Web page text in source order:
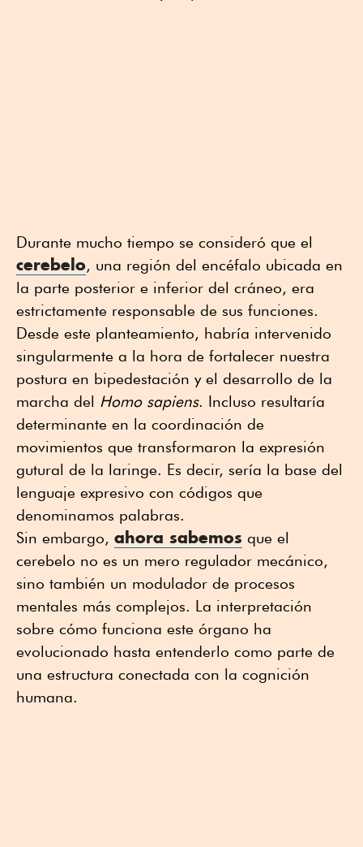
Durante mucho tiempo se consideró que el
cerebelo, una región del encéfalo ubicada en
la parte posterior e inferior del cráneo, era
estrictamente responsable de sus funciones.
Desde este planteamiento, habría intervenido
singularmente a la hora de fortalecer nuestra
postura en bipedestación y el desarrollo de la
marcha del Homo sapiens. Incluso resultaría
determinante en la coordinación de
movimientos que transformaron la expresión
gutural de la laringe. Es decir, sería la base del
lenguaje expresivo con códigos que
denominamos palabras.
Sin embargo, ahora sabemos que el
cerebelo no es un mero regulador mecánico,
sino también un modulador de procesos
mentales más complejos. La interpretación
sobre cómo funciona este órgano ha
evolucionado hasta entenderlo como parte de
una estructura conectada con la cognición
humana.